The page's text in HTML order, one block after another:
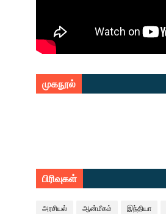
முகநூல்
பிரிவுகள்
அரசியல் ஆன்மீகம் இந்தியா